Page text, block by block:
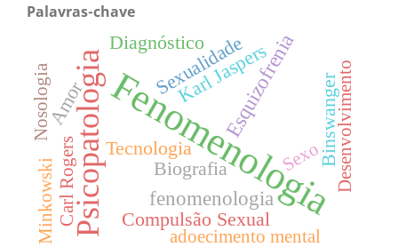
Palavras-chave
Fenomenologia
Psicopatologia Esquizofrenia
fenomenologia
Karl Jaspers
Biografia
Sexualidade
Amor
Tecnologia
Compulsão Sexual
Diagnóstico
Binswanger
Carl Rogers
Minkowski adoecimento mental
Desenvolvimento
Nosologia
Sexo